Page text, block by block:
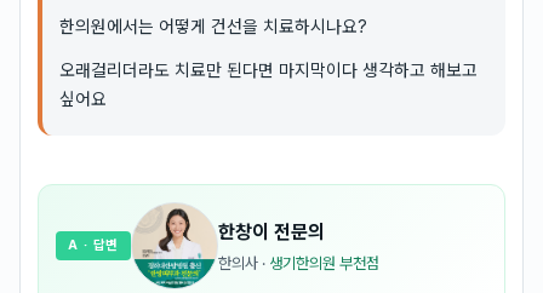
한의원에서는 어떻게 건선을 치료하시나요?
오래걸리더라도 치료만 된다면 마지막이다 생각하고 해보고
싶어요
한창이 전문의
한의사 · 생기한의원 부천점
A · 답변